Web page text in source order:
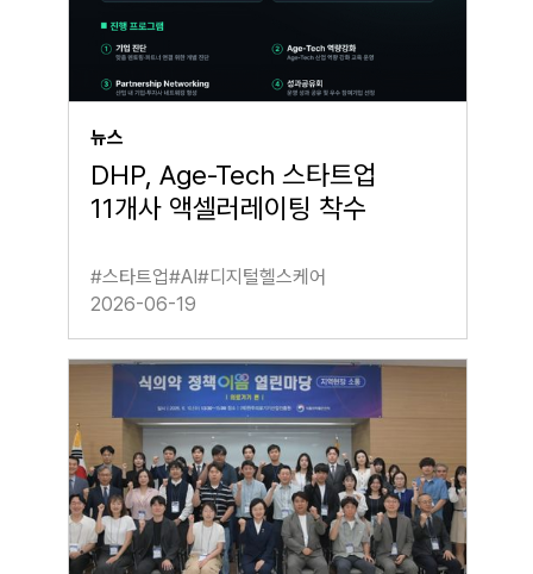
뉴스
DHP, Age-Tech 스타트업
11개사 액셀러레이팅 착수
#스타트업#AI#디지털헬스케어
2026-06-19